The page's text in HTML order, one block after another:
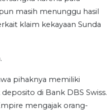
masih menunggu hasil
klaim kekayaan Sunda
pihaknya memiliki
di Bank DBS Swiss.
mengajak orang-